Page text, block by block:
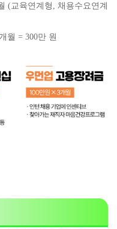
(교육연계형, 채용수요연계
월 = 300만 원